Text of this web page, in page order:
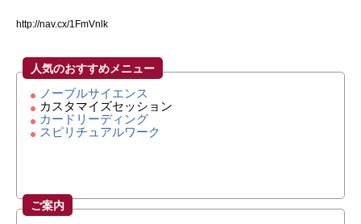
http://nav.cx/1FmVnlk
人気のおすすめメニュー
ノーブルサイエンス
カスタマイズセッション
カードリーディング
スピリチュアルワーク
ご案内